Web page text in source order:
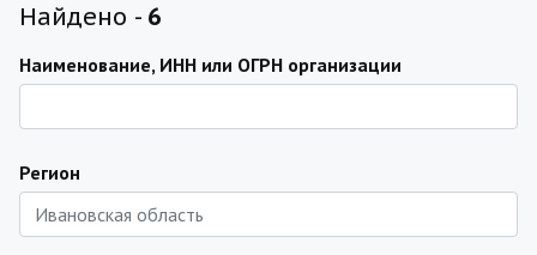
Найдено - 6
Наименование, ИНН или ОГРН организации
Регион